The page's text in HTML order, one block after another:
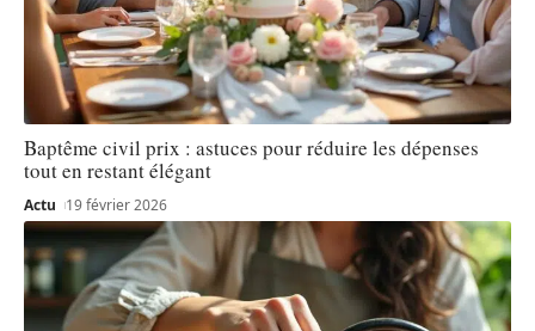
Baptême civil prix : astuces pour réduire les dépenses
tout en restant élégant
Actu 19 février 2026